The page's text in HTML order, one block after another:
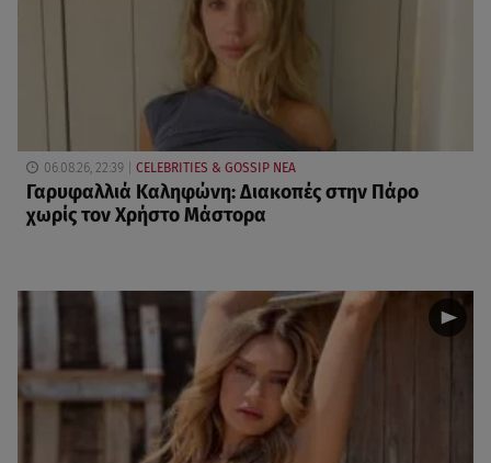
06.08.26, 22:39 CELEBRITIES & GOSSIP ΝΕΑ
Γαρυφαλλιά Καληφώνη: Διακοπές στην Πάρο
χωρίς τον Χρήστο Μάστορα